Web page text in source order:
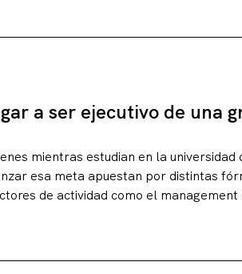
a ser ejecutivo de una
mientras estudian en la
esa meta apuestan por distintas
de actividad como el